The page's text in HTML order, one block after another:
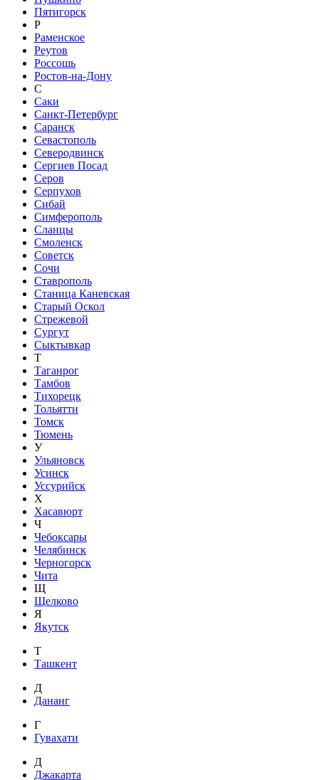
Пятигорск
Р
Раменское
Реутов
Россошь
Ростов-на-Дону
С
Саки
Санкт-Петербург
Саранск
Севастополь
Северодвинск
Сергиев Посад
Серов
Серпухов
Сибай
Симферополь
Сланцы
Смоленск
Советск
Сочи
Ставрополь
Станица Каневская
Старый Оскол
Стрежевой
Сургут
Сыктывкар
Т
Таганрог
Тамбов
Тихорецк
Тольятти
Томск
Тюмень
У
Ульяновск
Усинск
Уссурийск
Х
Хасавюрт
Ч
Чебоксары
Челябинск
Черногорск
Чита
Щ
Щелково
Я
Якутск
Т
Ташкент
Д
Дананг
Г
Гувахати
Д
Джакарта